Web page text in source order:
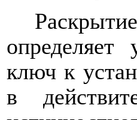
определяет
ключ к
в